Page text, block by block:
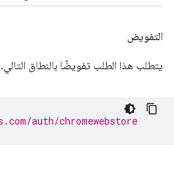
التفويض
يتطلب هذا الطلب تفويضًا بالنطاق التالي.
auth/chromewebstore